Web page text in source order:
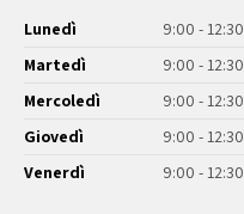
Lunedì 9:00 - 12:30
Martedì
9:00 - 12:30
Mercoledì
9:00 - 12:30
Giovedì
9:00 - 12:30
Venerdì
9:00 - 12:30